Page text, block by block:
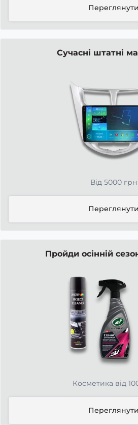
Переглянути
Сучасні штатні
Від 5000 грн
Переглянути
Пройди осінній
Косметика від
Переглянути